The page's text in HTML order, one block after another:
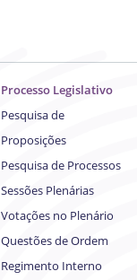
Processo Legislativo
Pesquisa de
Proposições
Pesquisa de Processos
Sessões Plenárias
Votações no Plenário
Questões de Ordem
Regimento Interno